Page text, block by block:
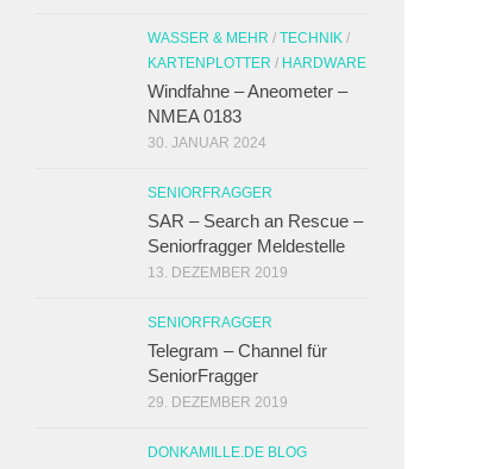
WASSER & MEHR / TECHNIK /
KARTENPLOTTER / HARDWARE
Windfahne – Aneometer –
NMEA 0183
30. JANUAR 2024
SENIORFRAGGER
SAR – Search an Rescue –
Seniorfragger Meldestelle
13. DEZEMBER 2019
SENIORFRAGGER
Telegram – Channel für
SeniorFragger
29. DEZEMBER 2019
DONKAMILLE.DE BLOG